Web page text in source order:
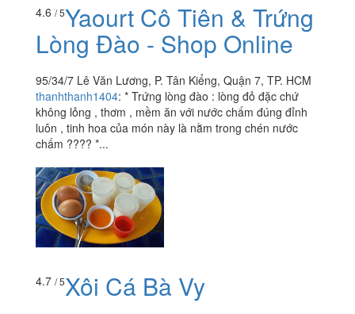
4.6 / 5Yaourt Cô Tiên & Trứng
Lòng Đào - Shop Online
95/34/7 Lê Văn Lương, P. Tân Kiểng, Quận 7, TP. HCM
thanhthanh1404: * Trứng lòng đào : lòng đỏ đặc chứ
không lỏng , thơm , mềm ăn với nước chấm đúng đỉnh
luôn , tinh hoa của món này là nằm trong chén nước
chấm ???? *...
4.7 / 5Xôi Cá Bà Vy